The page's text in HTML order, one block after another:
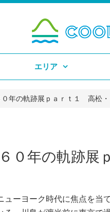
エリア
年の軌跡展ｐａｒｔ１ 高松
０年の軌跡展
ーヨーク時代に焦点を当